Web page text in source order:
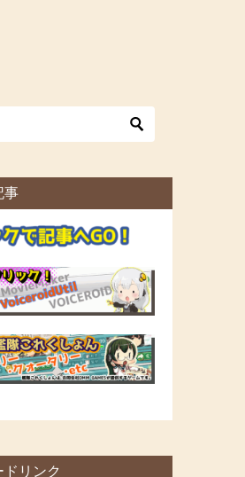
事
ドリンク